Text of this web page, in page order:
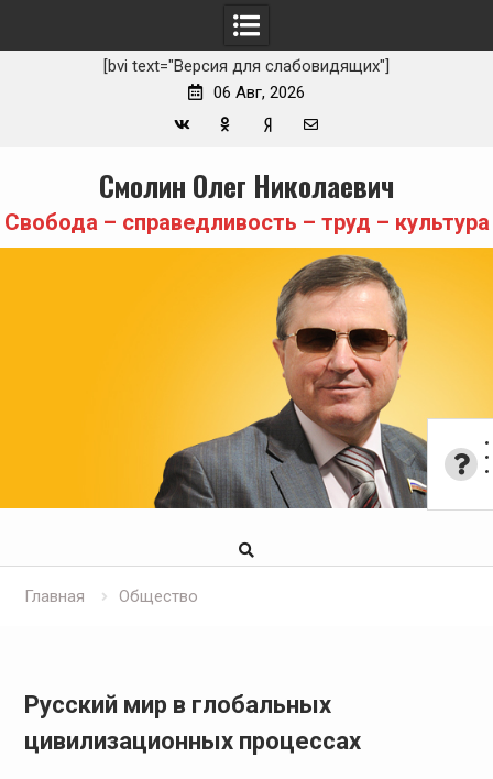
[bvi text="Версия для слабовидящих"]
06 Авг, 2026
Zen
mail
content
Смолин Олег Николаевич
Свобода – справедливость – труд – культура
Главная Общество
Русский мир в глобальных
цивилизационных процессах